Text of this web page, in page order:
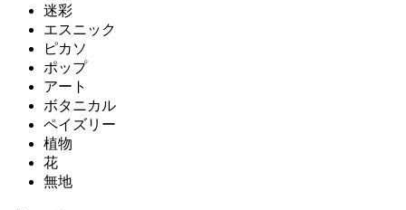
迷彩
エスニック
ピカソ
ポップ
アート
ボタニカル
ペイズリー
植物
花
無地